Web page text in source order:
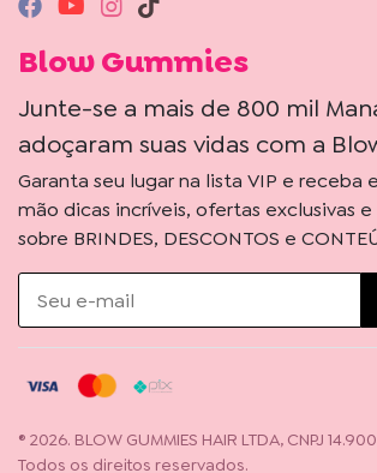
Blow Gummies
Junte-se a mais de 800 mil
adoçaram suas vidas com a
Garanta seu lugar na lista VIP e receba
mão dicas incríveis, ofertas exclusivas
sobre BRINDES, DESCONTOS e
® 2026. BLOW GUMMIES HAIR LTDA, CNPJ
Todos os direitos reservados.